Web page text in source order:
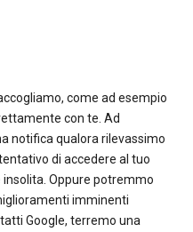
come ad esempio
con te. Ad
notifica qualora rilevassimo
di accedere al tuo
Oppure potremmo
imminenti
Google, terremo una